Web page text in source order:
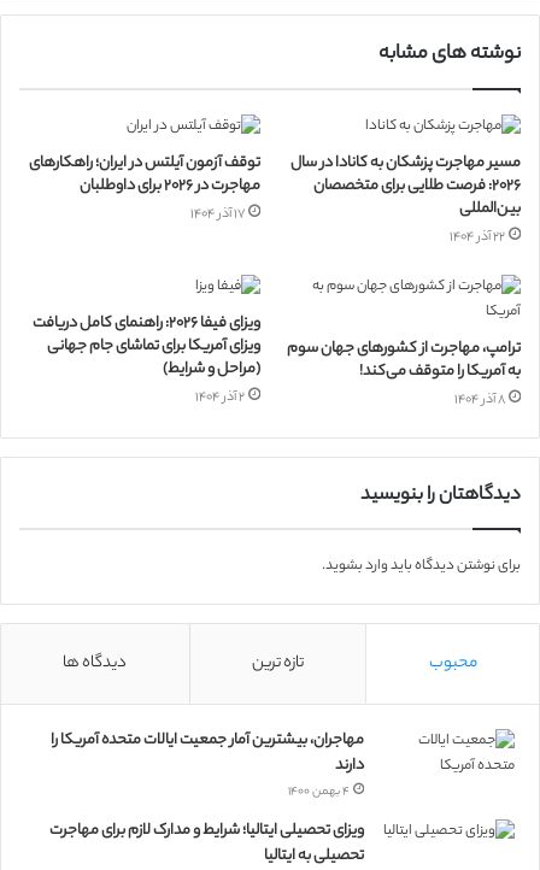
نوشته های مشابه
مسیر مهاجرت پزشکان به کانادا در سال
۲۰۲۶: فرصت طلایی برای متخصصان
بین‌المللی
۲۲ آذر ۱۴۰۴
توقف آزمون آیلتس در ایران؛ راهکارهای
مهاجرت در ۲۰۲۶ برای داوطلبان
۱۷ آذر ۱۴۰۴
ترامپ، مهاجرت از کشورهای جهان سوم
به آمریکا را متوقف می‌کند!
۸ آذر ۱۴۰۴
ویزای فیفا ۲۰۲۶: راهنمای کامل دریافت
ویزای آمریکا برای تماشای جام جهانی
(مراحل و شرایط)
۲ آذر ۱۴۰۴
دیدگاهتان را بنویسید
برای نوشتن دیدگاه بایدوارد بشوید.
محبوب تازه ترین دیدگاه ها
مهاجران، بیشترین آمار جمعیت ایالات متحده آمریکا را
دارند
۴ بهمن ۱۴۰۰
ویزای تحصیلی ایتالیا؛ شرایط و مدارک لازم برای مهاجرت
تحصیلی به ایتالیا